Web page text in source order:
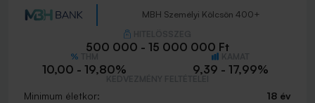
MBH Személyi Kölcsön 400+
500 000 - 15 000 000 Ft
10,00 - 19,80% 9,39 - 17,99%
Minimum életkor:
18 év